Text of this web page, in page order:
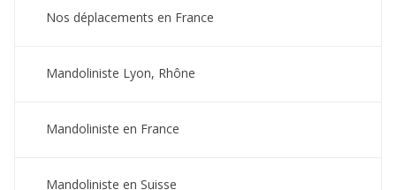
Nos déplacements en France
Mandoliniste Lyon, Rhône
Mandoliniste en France
Mandoliniste en Suisse